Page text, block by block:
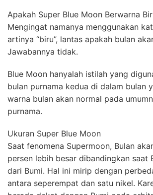
Apakah Super Blue Moon Berwarna
Mengingat namanya menggunakan
artinya “biru”, lantas apakah bulan
Jawabannya tidak.
Blue Moon hanyalah istilah yang
bulan purnama kedua di dalam bulan
warna bulan akan normal pada
purnama.
Ukuran Super Blue Moon
Saat fenomena Supermoon, Bulan
persen lebih besar dibandingkan saat
dari Bumi. Hal ini mirip dengan
antara seperempat dan satu nikel.